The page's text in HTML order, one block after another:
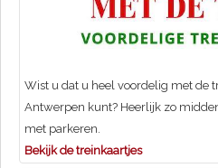
Wist u dat u heel voordelig met de
Antwerpen kunt? Heerlijk zo
met parkeren.
Bekijk de treinkaartjes